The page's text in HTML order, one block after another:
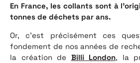
En France, les collants sont à
tonnes de déchets par ans.
Or, c’est précisément ces
fondement de nos années de
la création de Billi London, la